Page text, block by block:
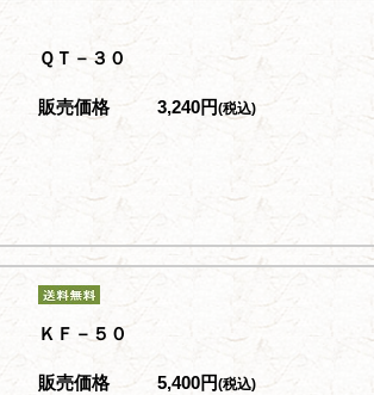
ＱＴ－３０
販売価格 3,240円(税込)
ＫＦ－５０
販売価格 5,400円(税込)